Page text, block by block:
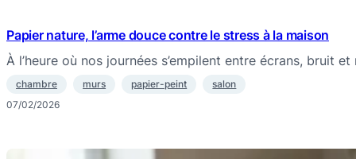
Papier nature, l’arme douce contre le stress à la maison
À l’heure où nos journées s’empilent entre écrans, bruit
chambre murs papier-peint
salon
07/02/2026